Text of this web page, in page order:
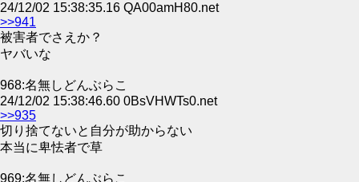
24/12/02 15:38:35.16 QA00amH80.net
>>941
被害者でさえか？
ヤバいな
968:名無しどんぶらこ
24/12/02 15:38:46.60 0BsVHWTs0.net
>>935
切り捨てないと自分が助からない
本当に卑怯者で草
969:名無しどんぶらこ